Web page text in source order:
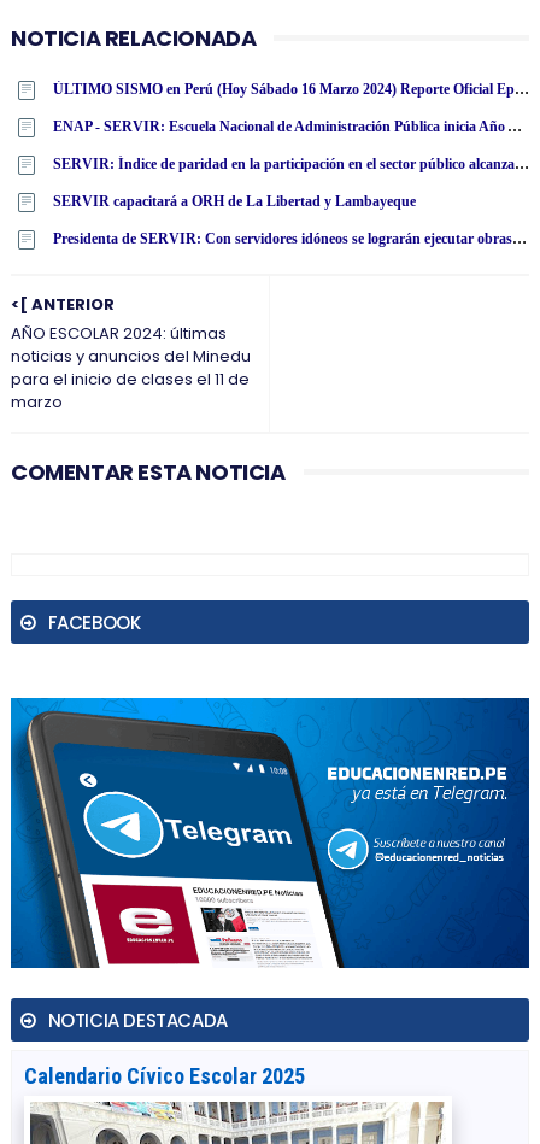
NOTICIA RELACIONADA
ÚLTIMO SISMO en Perú (Hoy Sábado 16 Marzo 2024) Reporte Oficial Epicentro IGP
ENAP - SERVIR: Escuela Nacional de Administración Pública inicia Año Académico 2025 anunciando nueva maestría
SERVIR: Índice de paridad en la participación en el sector público alcanza el 89.8%
SERVIR capacitará a ORH de La Libertad y Lambayeque
Presidenta de SERVIR: Con servidores idóneos se lograrán ejecutar obras en beneficio de la ciudadanía
<[ ANTERIOR
AÑO ESCOLAR 2024: últimas
noticias y anuncios del Minedu
para el inicio de clases el 11 de
marzo
COMENTAR ESTA NOTICIA
FACEBOOK
NOTICIA DESTACADA
Calendario Cívico Escolar 2025